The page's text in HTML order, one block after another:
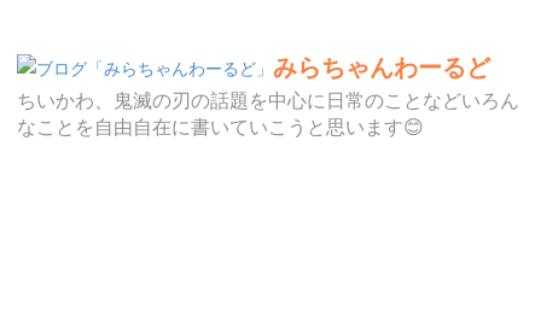
みらちゃんわーるど
ちいかわ、鬼滅の刃の話題を中心に日常のことなどいろん
なことを自由自在に書いていこうと思います😊